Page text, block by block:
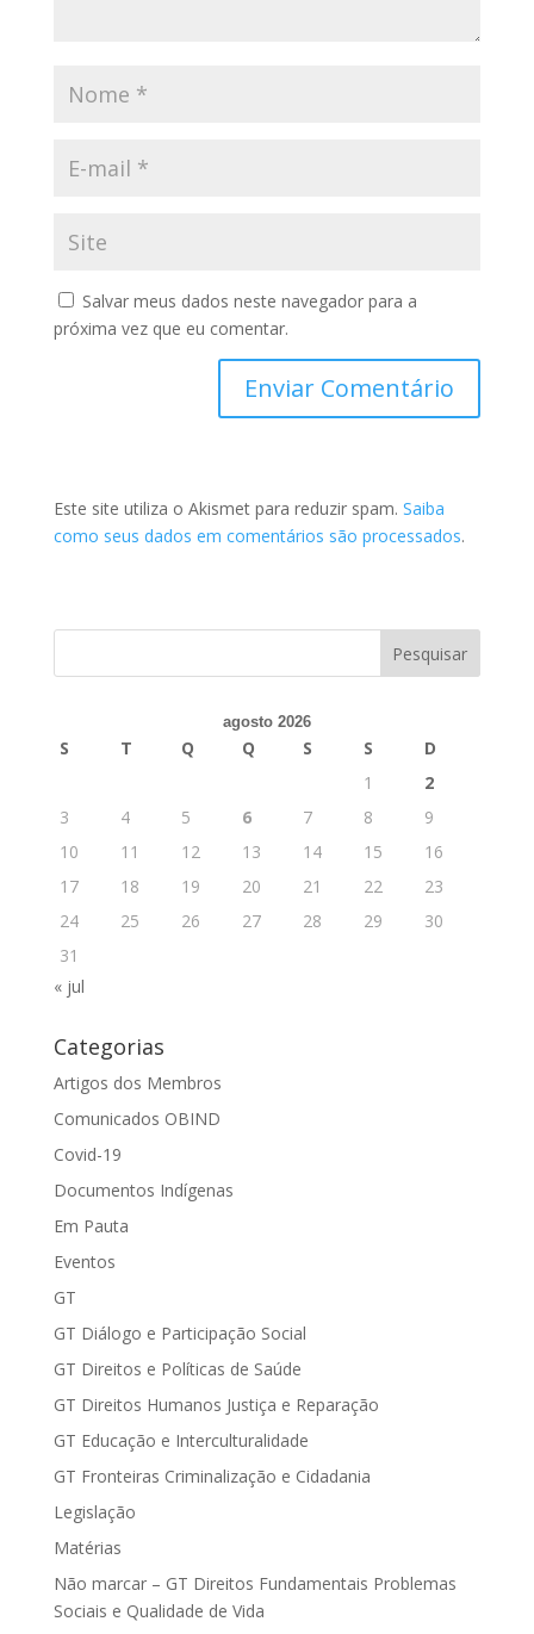
Salvar meus dados neste navegador para a
próxima vez que eu comentar.
Este site utiliza o Akismet para reduzir spam. Saiba
como seus dados em comentários são processados.
agosto 2026
S T Q Q S S
D
1
2
3
4 5 6 7 8
9
10
11 12 13 14 15
16
17
18 19 20 21 22
23
24
25 26 27 28 29
30
31
« jul
Categorias
Artigos dos Membros
Comunicados OBIND
Covid-19
Documentos Indígenas
Em Pauta
Eventos
GT
GT Diálogo e Participação Social
GT Direitos e Políticas de Saúde
GT Direitos Humanos Justiça e Reparação
GT Educação e Interculturalidade
GT Fronteiras Criminalização e Cidadania
Legislação
Matérias
Não marcar – GT Direitos Fundamentais Problemas
Sociais e Qualidade de Vida